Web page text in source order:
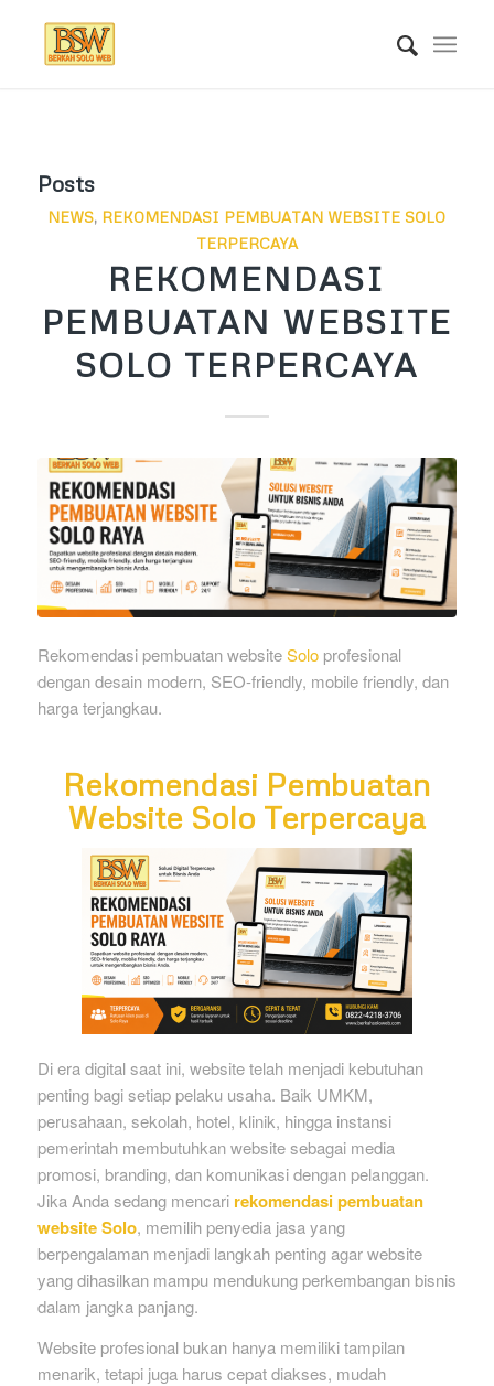
Posts
NEWS, REKOMENDASI PEMBUATAN WEBSITE SOLO
TERPERCAYA
REKOMENDASI
PEMBUATAN WEBSITE
SOLO TERPERCAYA
Rekomendasi pembuatan website Soloprofesional
dengan desain modern, SEO-friendly, mobile friendly, dan
harga terjangkau.
Rekomendasi Pembuatan
Website Solo Terpercaya
Di era digital saat ini, website telah menjadi kebutuhan
penting bagi setiap pelaku usaha. Baik UMKM,
perusahaan, sekolah, hotel, klinik, hingga instansi
pemerintah membutuhkan website sebagai media
promosi, branding, dan komunikasi dengan pelanggan.
Jika Anda sedang mencari rekomendasi pembuatan
website Solo, memilih penyedia jasa yang
berpengalaman menjadi langkah penting agar website
yang dihasilkan mampu mendukung perkembangan bisnis
dalam jangka panjang.
Website profesional bukan hanya memiliki tampilan
menarik, tetapi juga harus cepat diakses, mudah